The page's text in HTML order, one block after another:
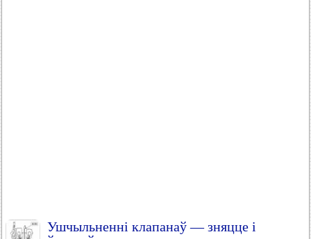
Ушчыльненні клапанаў — зняцце і